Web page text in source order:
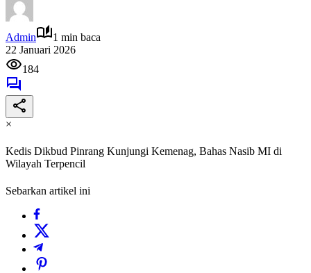
Admin
1 min baca
22 Januari 2026
184
×
Kedis Dikbud Pinrang Kunjungi Kemenag, Bahas Nasib MI di
Wilayah Terpencil
Sebarkan artikel ini